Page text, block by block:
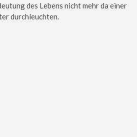
des Lebens nicht mehr da einer
durchleuchten.